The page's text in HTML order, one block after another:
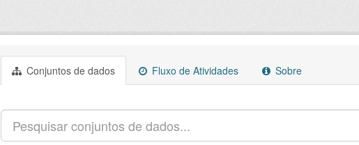
Conjuntos de dados Fluxo de Atividades Sobre